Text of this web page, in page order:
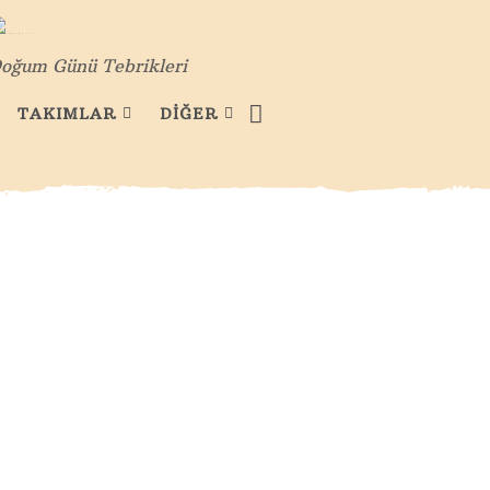
Günü Tebrikleri
TAKIMLAR DİĞER